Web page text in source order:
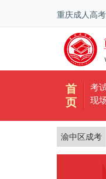
重庆成人高
首
页
考
现
渝中区成考